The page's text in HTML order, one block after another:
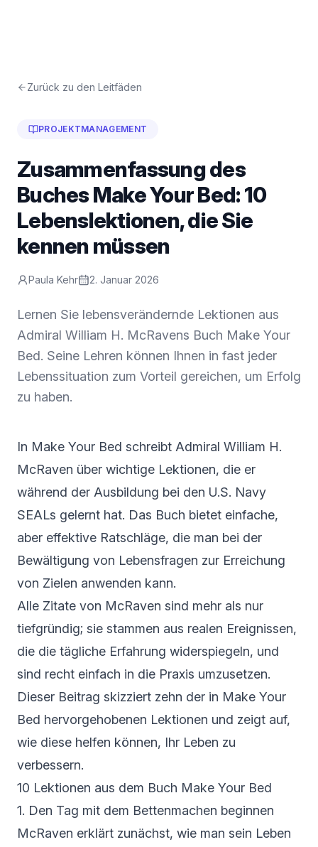
Zurück zu den Leitfäden
PROJEKTMANAGEMENT
Zusammenfassung des
Buches Make Your Bed: 10
Lebenslektionen, die Sie
kennen müssen
Paula Kehr 2. Januar 2026
Lernen Sie lebensverändernde Lektionen aus
Admiral William H. McRavens Buch Make Your
Bed. Seine Lehren können Ihnen in fast jeder
Lebenssituation zum Vorteil gereichen, um Erfolg
zu haben.
In Make Your Bed schreibt Admiral William H.
McRaven über wichtige Lektionen, die er
während der Ausbildung bei den U.S. Navy
SEALs gelernt hat. Das Buch bietet einfache,
aber effektive Ratschläge, die man bei der
Bewältigung von Lebensfragen zur Erreichung
von Zielen anwenden kann.
Alle Zitate von McRaven sind mehr als nur
tiefgründig; sie stammen aus realen Ereignissen,
die die tägliche Erfahrung widerspiegeln, und
sind recht einfach in die Praxis umzusetzen.
Dieser Beitrag skizziert zehn der in Make Your
Bed hervorgehobenen Lektionen und zeigt auf,
wie diese helfen können, Ihr Leben zu
verbessern.
10 Lektionen aus dem Buch Make Your Bed
1. Den Tag mit dem Bettenmachen beginnen
McRaven erklärt zunächst, wie man sein Leben